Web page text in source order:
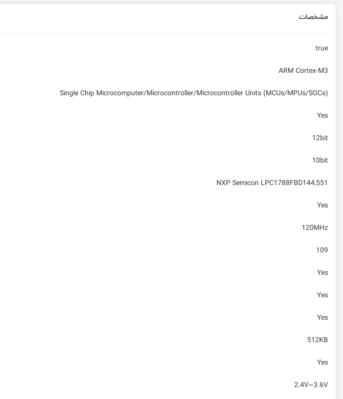
مشخصات
true
ARM Cortex-M3
Single Chip Microcomputer/Microcontroller/Microcontroller Units (MCUs/MPUs/SOCs)
Yes
12bit
10bit
NXP Semicon LPC1788FBD144,551
Yes
120MHz
109
Yes
Yes
Yes
512KB
Yes
2.4V~3.6V